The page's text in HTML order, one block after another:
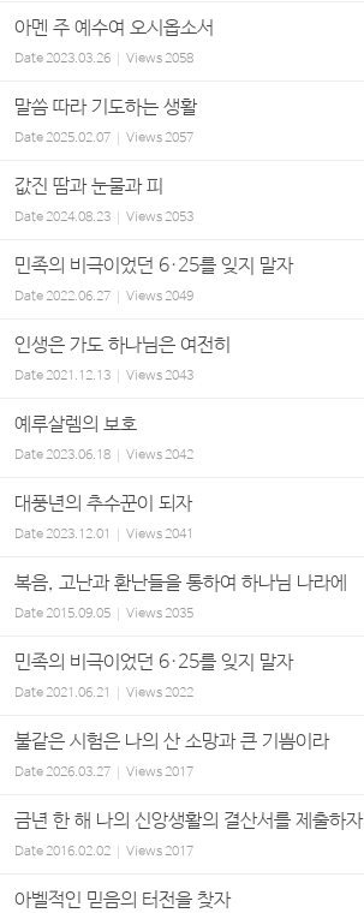
아멘 주 예수여 오시옵소서
Date2023.03.26 Views2058
말씀 따라 기도하는 생활
Date2025.02.07 Views2057
값진 땀과 눈물과 피
Date2024.08.23 Views2053
민족의 비극이었던 6·25를 잊지 말자
Date2022.06.27 Views2049
인생은 가도 하나님은 여전히
Date2021.12.13 Views2043
예루살렘의 보호
Date2023.06.18 Views2042
대풍년의 추수꾼이 되자
Date2023.12.01 Views2041
복음, 고난과 환난들을 통하여 하나님 나라에
Date2015.09.05 Views2035
민족의 비극이었던 6·25를 잊지 말자
Date2021.06.21 Views2022
불같은 시험은 나의 산 소망과 큰 기쁨이라
Date2026.03.27 Views2017
금년 한 해 나의 신앙생활의 결산서를 제출하자
Date2016.02.02 Views2017
아벨적인 믿음의 터전을 찾자